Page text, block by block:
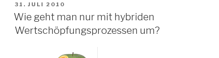
VERÖFFENTLICHT
AM
31. JULI 2010
Wie geht man nur mit hybriden
Wertschöpfungsprozessen um?